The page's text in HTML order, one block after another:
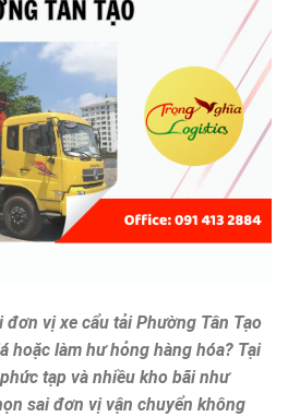
vị xe cẩu tải Phường Tân Tạo
hoặc làm hư hỏng hàng hóa? Tại
tạp và nhiều kho bãi như
sai đơn vị vận chuyển không